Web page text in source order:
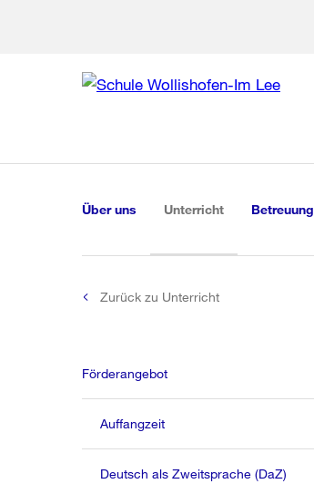
Navigation
Über uns Unterricht(aktiv)Betreuung
Zurück zu Unterricht
Förderangebot
Auffangzeit
Deutsch als Zweitsprache (DaZ)